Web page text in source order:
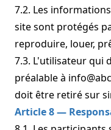
7.2. Les
site sont protégés
reproduire, louer,
7.3. L'utilisateur qui
préalable à
doit être retiré sur
Article 8 —